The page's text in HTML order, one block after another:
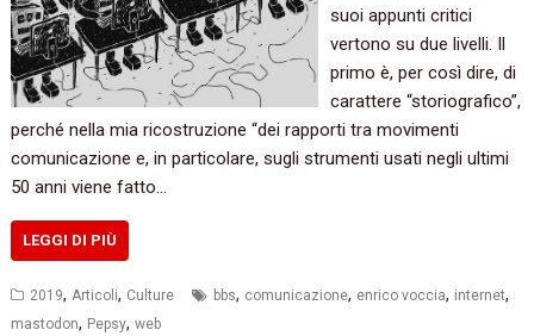
suoi appunti critici
vertono su due livelli. Il
primo è, per così dire, di
carattere “storiografico”,
perché nella mia ricostruzione “dei rapporti tra movimenti
comunicazione e, in particolare, sugli strumenti usati negli ultimi
50 anni viene fatto…
LEGGI DI PIÙ
2019,Articoli, Culture bbs, comunicazione, enrico voccia, internet,
mastodon, Pepsy,web